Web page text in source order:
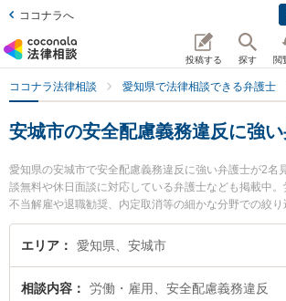
ココナラへ
投稿する 探す 閲
ココナラ法律相談 愛知県で法律相談できる弁護士
安城市の安全配慮義務違反に強
愛知県の安城市で安全配慮義務違反に強い弁護士が2名
談無料や休日面談に対応している弁護士なども掲載中
不当解雇や退職勧奨、内定取消等の細かな分野での絞
す。特に安城カトレア法律事務所の猪瀬 秀美弁護士や
のこ弁護士のプロフィール情報や弁護士費用、強みなど
士を検索したい』『初回相談無料で安全配慮義務違反を
エリア 愛知県、安城市
相談内容 労働・雇用、安全配慮義務違反